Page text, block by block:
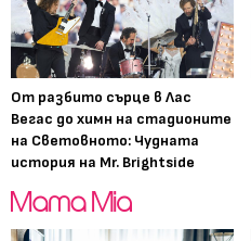
От разбито сърце в Лас
Вегас до химн на стадионите
на Световното: Чудната
история на Mr. Brightside